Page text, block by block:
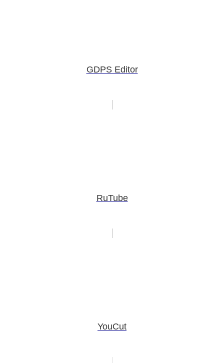
GDPS Editor
RuTube
YouCut